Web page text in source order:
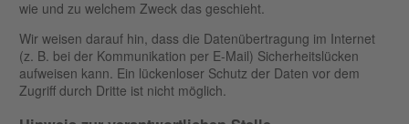
wie und zu welchem Zweck das geschieht.
Wir weisen darauf hin, dass die Datenübertragung im Internet
(z. B. bei der Kommunikation per E-Mail) Sicherheitslücken
aufweisen kann. Ein lückenloser Schutz der Daten vor dem
Zugriff durch Dritte ist nicht möglich.